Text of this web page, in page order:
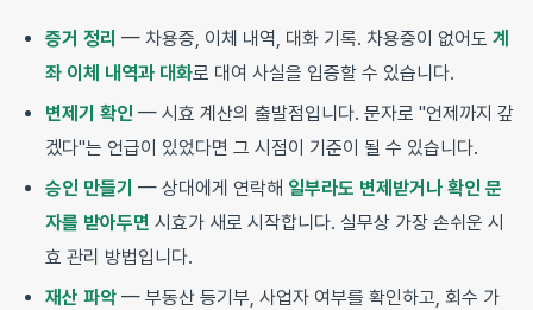
증거 정리 — 차용증, 이체 내역, 대화 기록. 차용증이 없어도 계
좌 이체 내역과 대화로 대여 사실을 입증할 수 있습니다.
변제기 확인 — 시효 계산의 출발점입니다. 문자로 "언제까지 갚
겠다"는 언급이 있었다면 그 시점이 기준이 될 수 있습니다.
승인 만들기 — 상대에게 연락해 일부라도 변제받거나 확인 문
자를 받아두면 시효가 새로 시작합니다. 실무상 가장 손쉬운 시
효 관리 방법입니다.
재산 파악 — 부동산 등기부, 사업자 여부를 확인하고, 회수 가